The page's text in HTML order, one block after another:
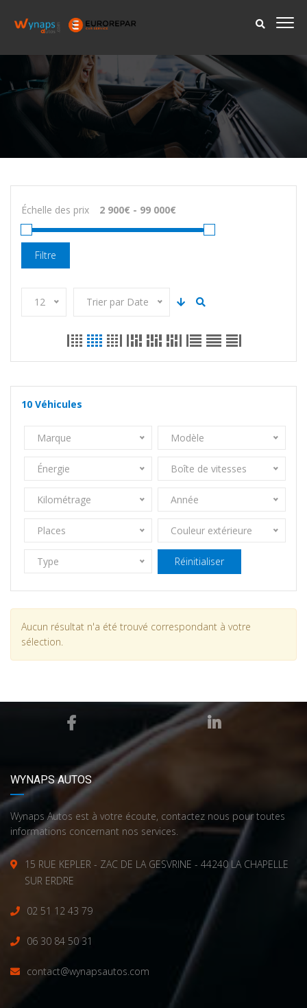
Échelle des prix
Filtre
12 Trier par Date
10 Véhicules
Marque Modèle
Énergie Boîte de vitesses
Kilométrage Année
Places Couleur extérieure
Type Réinitialiser
Aucun résultat n'a été trouvé correspondant à votre
sélection.
WYNAPS AUTOS
Wynaps Autos est à votre écoute, contactez nous pour toutes
informations concernant nos services.
15 RUE KEPLER - ZAC DE LA GESVRINE - 44240 LA CHAPELLE
SUR ERDRE
02 51 12 43 79
06 30 84 50 31
contact@wynapsautos.com